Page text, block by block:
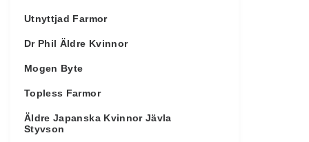
Utnyttjad Farmor
Dr Phil Äldre Kvinnor
Mogen Byte
Topless Farmor
Äldre Japanska Kvinnor Jävla
Styvson